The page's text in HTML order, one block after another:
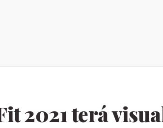
2021 terá